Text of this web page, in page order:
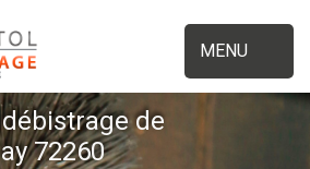
MENU
de
72260